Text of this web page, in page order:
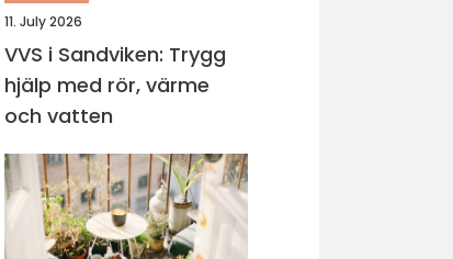
11. July 2026
VVS i Sandviken: Trygg
hjälp med rör, värme
och vatten